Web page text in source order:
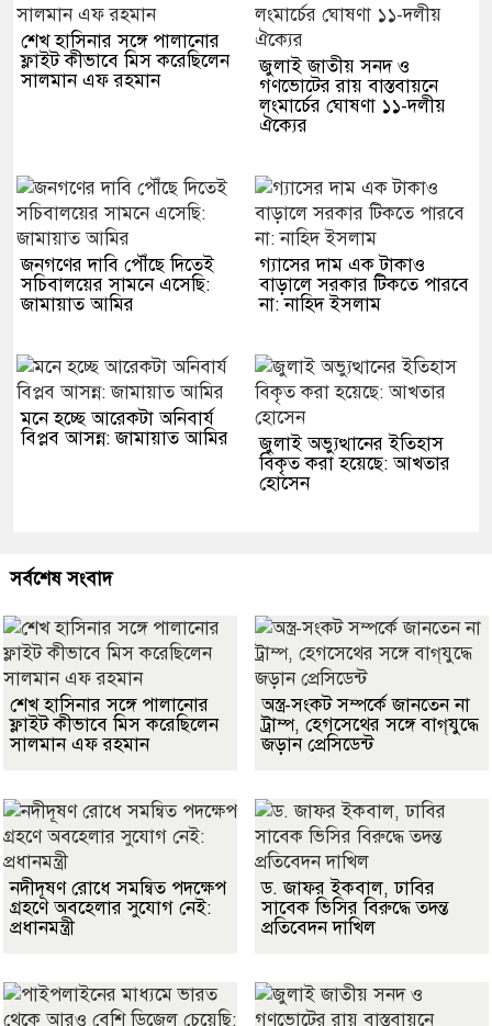
শেখ হাসিনার সঙ্গে পালানোর
ফ্লাইট কীভাবে মিস করেছিলেন
সালমান এফ রহমান
জুলাই জাতীয় সনদ ও
গণভোটের রায় বাস্তবায়নে
লংমার্চের ঘোষণা ১১-দলীয়
ঐক্যের
জনগণের দাবি পৌঁছে দিতেই
সচিবালয়ের সামনে এসেছি:
জামায়াত আমির
গ্যাসের দাম এক টাকাও
বাড়ালে সরকার টিকতে পারবে
না: নাহিদ ইসলাম
মনে হচ্ছে আরেকটা অনিবার্য
বিপ্লব আসন্ন: জামায়াত আমির
জুলাই অভ্যুত্থানের ইতিহাস
বিকৃত করা হয়েছে: আখতার
হোসেন
সর্বশেষ সংবাদ
শেখ হাসিনার সঙ্গে পালানোর
ফ্লাইট কীভাবে মিস করেছিলেন
সালমান এফ রহমান
অস্ত্র-সংকট সম্পর্কে জানতেন না
ট্রাম্প, হেগসেথের সঙ্গে বাগ্‌যুদ্ধে
জড়ান প্রেসিডেন্ট
নদীদূষণ রোধে সমন্বিত পদক্ষেপ
গ্রহণে অবহেলার সুযোগ নেই:
প্রধানমন্ত্রী
ড. জাফর ইকবাল, ঢাবির
সাবেক ভিসির বিরুদ্ধে তদন্ত
প্রতিবেদন দাখিল